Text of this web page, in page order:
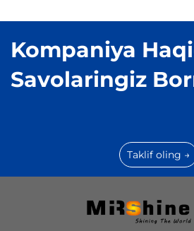
Kompaniya
Savolaringiz
Taklif oling →